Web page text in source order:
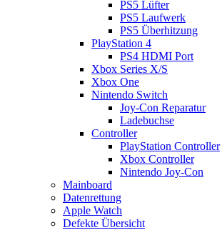
PS5 Lüfter
PS5 Laufwerk
PS5 Überhitzung
PlayStation 4
PS4 HDMI Port
Xbox Series X/S
Xbox One
Nintendo Switch
Joy-Con Reparatur
Ladebuchse
Controller
PlayStation Controller
Xbox Controller
Nintendo Joy-Con
Mainboard
Datenrettung
Apple Watch
Defekte Übersicht